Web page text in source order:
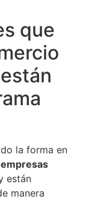
que
la forma en
empresas
están
manera